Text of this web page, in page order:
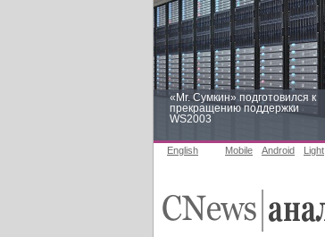
«Mr. Сумкин» подготовился к
прекращению поддержки
WS2003
English Mobile Android Light